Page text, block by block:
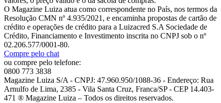
O Magazine Luiza atua como correspondente no País, nos termos da
Resolução CMN nº 4.935/2021, e encaminha propostas de cartão de
crédito e operações de crédito para a Luizacred S.A Sociedade de
Crédito, Financiamento e Investimento inscrita no CNPJ sob o nº
02.206.577/0001-80.
Compre pelo chat
ou compre pelo telefone:
0800 773 3838
Magazine Luiza S/A - CNPJ: 47.960.950/1088-36 - Endereço: Rua
Arnulfo de Lima, 2385 - Vila Santa Cruz, Franca/SP - CEP 14.403-
471 ® Magazine Luiza – Todos os direitos reservados.